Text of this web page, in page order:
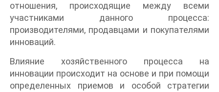
отношения, происходящие между всеми
участниками данного процесса:
производителями, продавцами и покупателями
инноваций.
Влияние хозяйственного процесса на
инновации происходит на основе и при помощи
определенных приемов и особой стратегии